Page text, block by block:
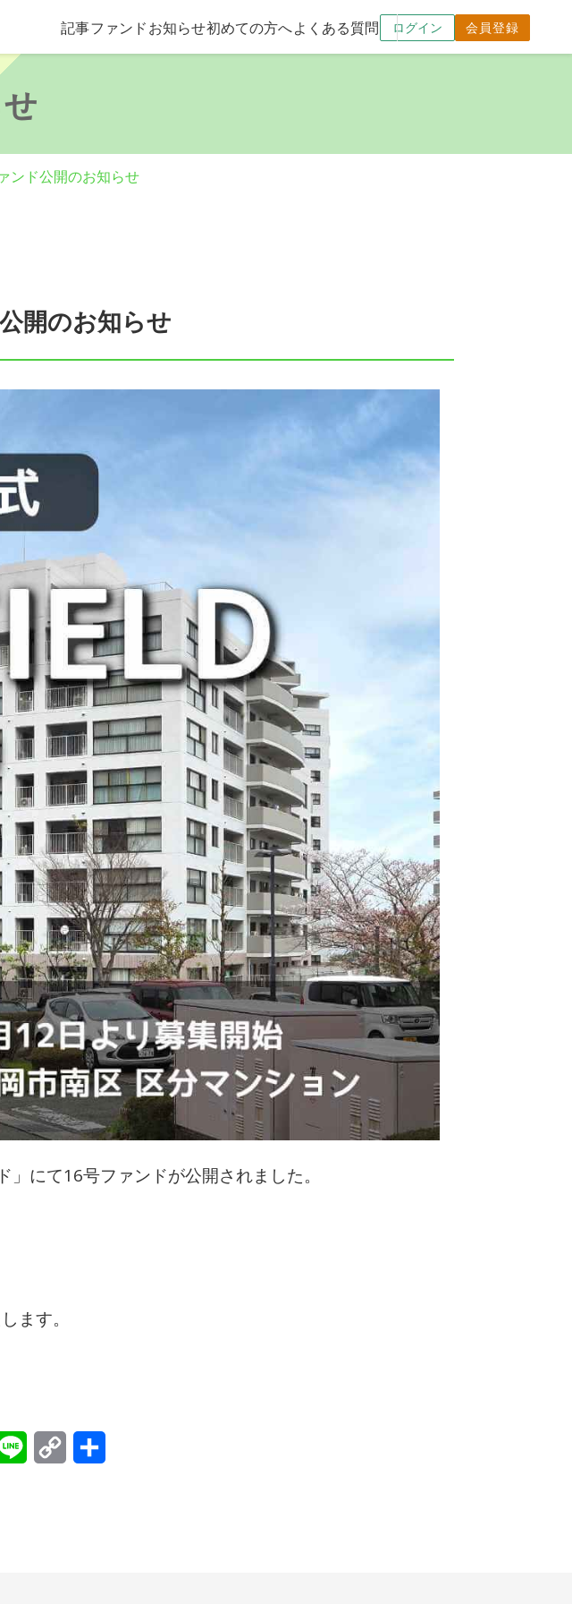
記事ファンドお知らせ初めての方へよくある質問 ログイン 会員登録
ンド公開のお知らせ
開のお知らせ
にて16号ファンドが公開されました。
ます。
Line
Copy